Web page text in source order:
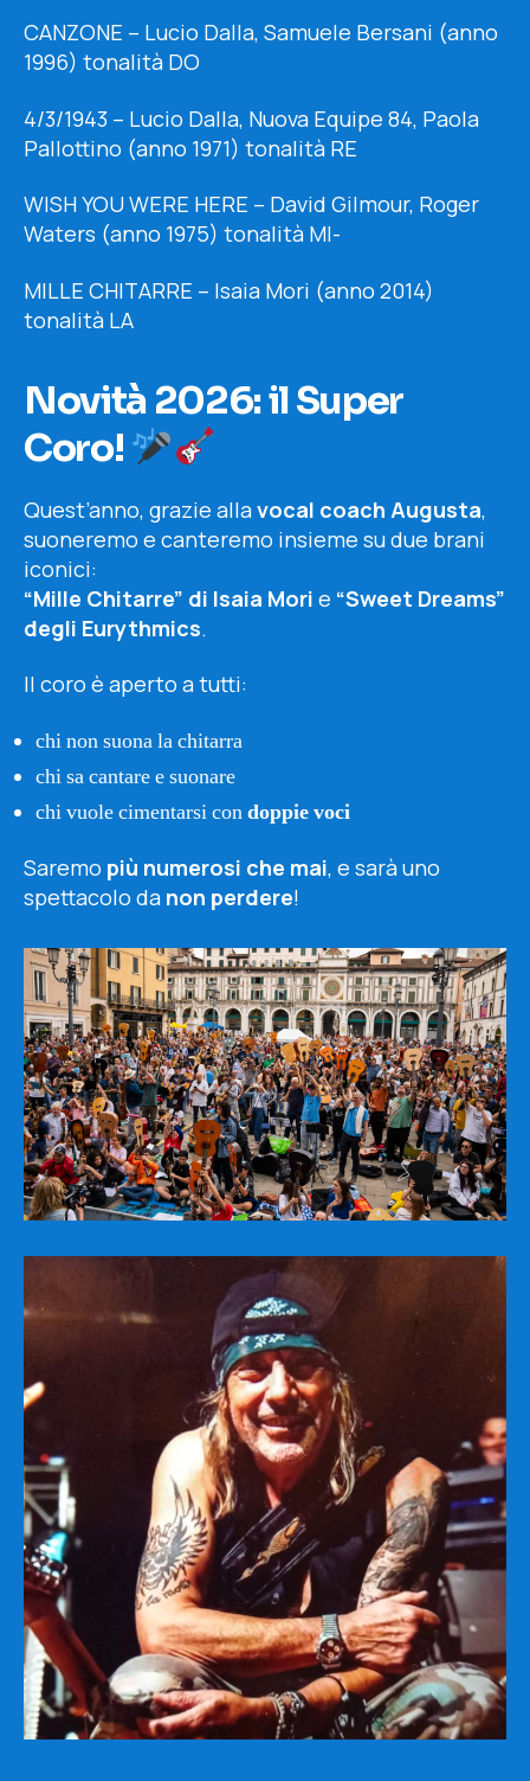
CANZONE – Lucio Dalla, Samuele Bersani (anno
1996) tonalità DO
4/3/1943 – Lucio Dalla, Nuova Equipe 84, Paola
Pallottino (anno 1971) tonalità RE
WISH YOU WERE HERE – David Gilmour, Roger
Waters (anno 1975) tonalità MI-
MILLE CHITARRE – Isaia Mori (anno 2014)
tonalità LA
Novità 2026: il Super
Coro!
Quest’anno, grazie allavocal coach Augusta,
suoneremo e canteremo insieme su due brani
iconici:
“Mille Chitarre” di Isaia Mori e “Sweet Dreams”
degli Eurythmics.
Il coro è aperto a tutti:
chi non suona la chitarra
chi sa cantare e suonare
chi vuole cimentarsi condoppie voci
Saremo più numerosi che mai, e sarà uno
spettacolo da non perdere!